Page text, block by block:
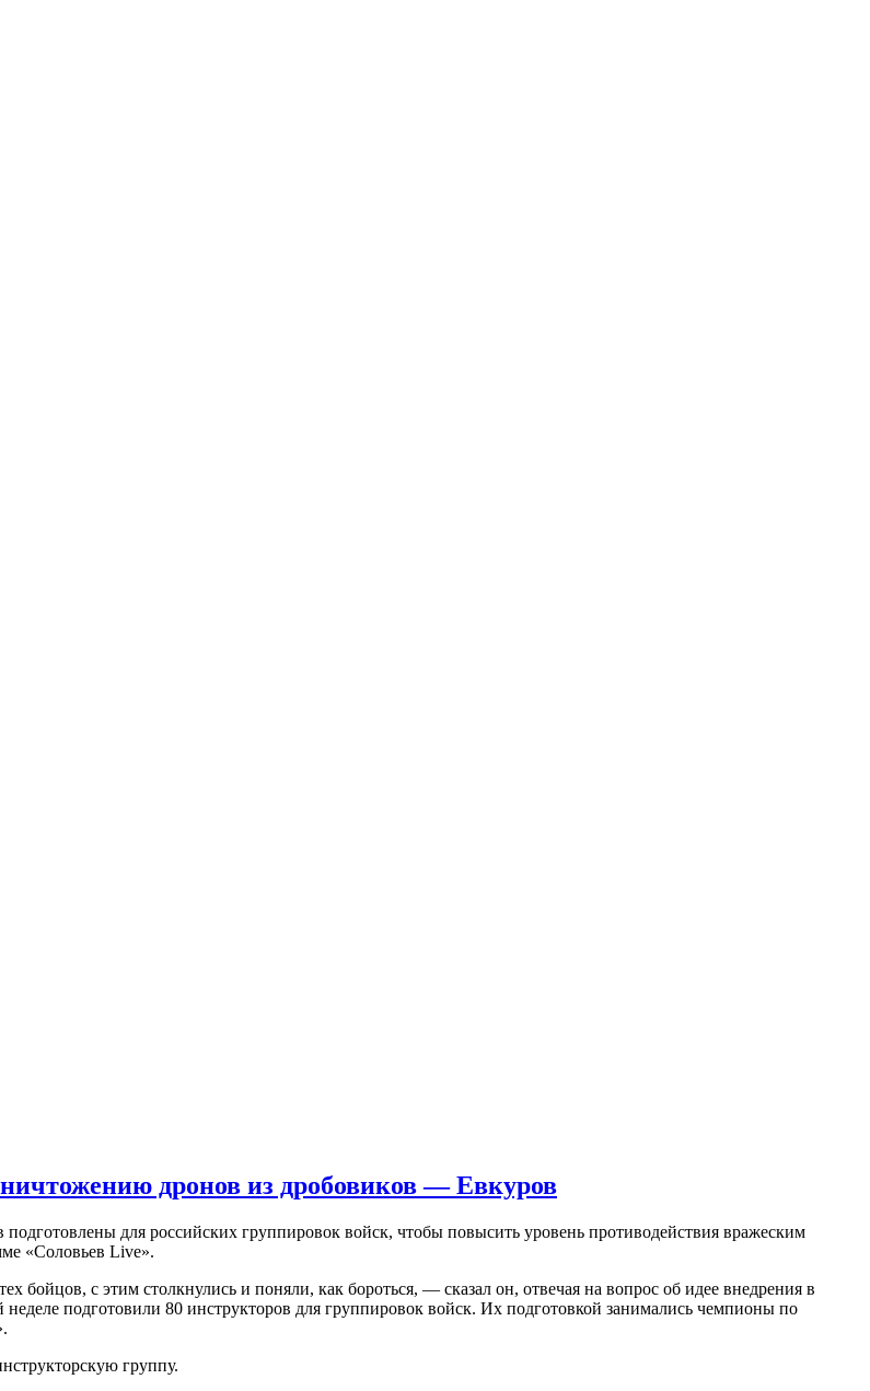
дронов из дробовиков — Евкуров
для российских группировок войск, чтобы повысить уровень противодействия вражеским
«Соловьев Live».
бойцов, с этим столкнулись и поняли, как бороться, — сказал он, отвечая на вопрос об идее внедрения в
подготовили 80 инструкторов для группировок войск. Их подготовкой занимались чемпионы по
группу.